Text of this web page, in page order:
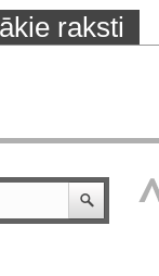
raksti